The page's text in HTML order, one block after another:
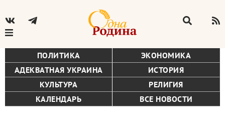
ПОЛИТИКА
ЭКОНОМИКА
АДЕКВАТНАЯ УКРАИНА
ИСТОРИЯ
КУЛЬТУРА
РЕЛИГИЯ
КАЛЕНДАРЬ
ВСЕ НОВОСТИ